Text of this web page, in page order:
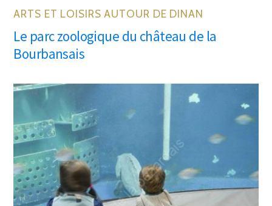
ARTS ET LOISIRS AUTOUR DE DINAN
Le parc zoologique du château de la
Bourbansais